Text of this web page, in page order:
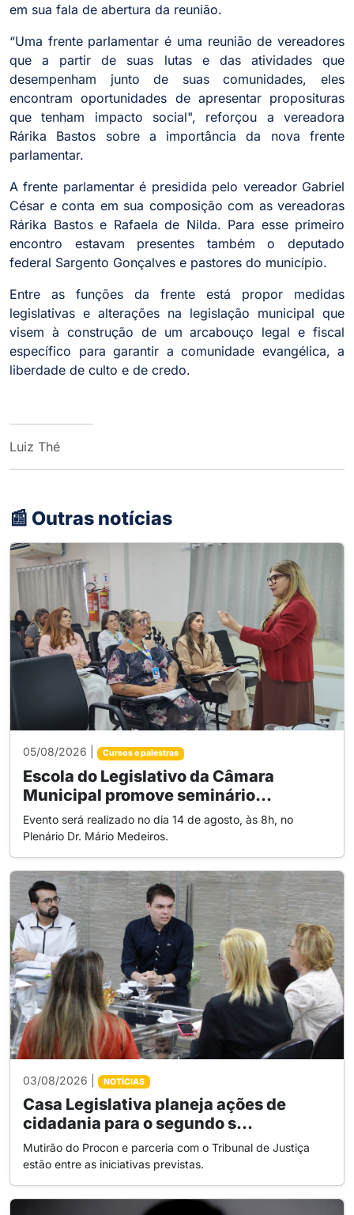
em sua fala de abertura da reunião.
“Uma frente parlamentar é uma reunião de vereadores
que a partir de suas lutas e das atividades que
desempenham junto de suas comunidades, eles
encontram oportunidades de apresentar proposituras
que tenham impacto social", reforçou a vereadora
Rárika Bastos sobre a importância da nova frente
parlamentar.
A frente parlamentar é presidida pelo vereador Gabriel
César e conta em sua composição com as vereadoras
Rárika Bastos e Rafaela de Nilda. Para esse primeiro
encontro estavam presentes também o deputado
federal Sargento Gonçalves e pastores do município.
Entre as funções da frente está propor medidas
legislativas e alterações na legislação municipal que
visem à construção de um arcabouço legal e fiscal
específico para garantir a comunidade evangélica, a
liberdade de culto e de credo.
Luiz Thé
📰 Outras notícias
05/08/2026 | Cursos e palestras
Escola do Legislativo da Câmara
Municipal promove seminário...
Evento será realizado no dia 14 de agosto, às 8h, no
Plenário Dr. Mário Medeiros.
03/08/2026 | NOTÍCIAS
Casa Legislativa planeja ações de
cidadania para o segundo s...
Mutirão do Procon e parceria com o Tribunal de Justiça
estão entre as iniciativas previstas.